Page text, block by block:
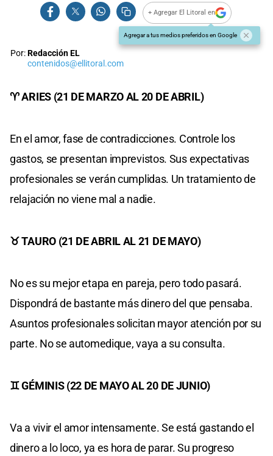
+ Agregar El Litoral en
Agregar a tus medios preferidos en Google
Por:Redacción EL
contenidos@ellitoral.com
♈ ARIES (21 DE MARZO AL 20 DE ABRIL)
En el amor, fase de contradicciones. Controle los
gastos, se presentan imprevistos. Sus expectativas
profesionales se verán cumplidas. Un tratamiento de
relajación no viene mal a nadie.
♉ TAURO (21 DE ABRIL AL 21 DE MAYO)
No es su mejor etapa en pareja, pero todo pasará.
Dispondrá de bastante más dinero del que pensaba.
Asuntos profesionales solicitan mayor atención por su
parte. No se automedique, vaya a su consulta.
♊ GÉMINIS (22 DE MAYO AL 20 DE JUNIO)
Va a vivir el amor intensamente. Se está gastando el
dinero a lo loco, ya es hora de parar. Su progreso